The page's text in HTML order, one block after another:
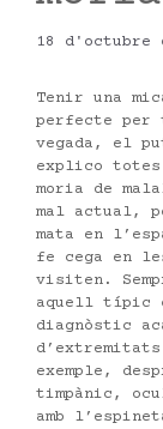
18 d'octubre
Tenir una
perfecte per
vegada, el
explico totes
moria de
mal actual,
mata en
fe cega en
visiten.
aquell típic
diagnòstic
exemple,
timpànic,
amb